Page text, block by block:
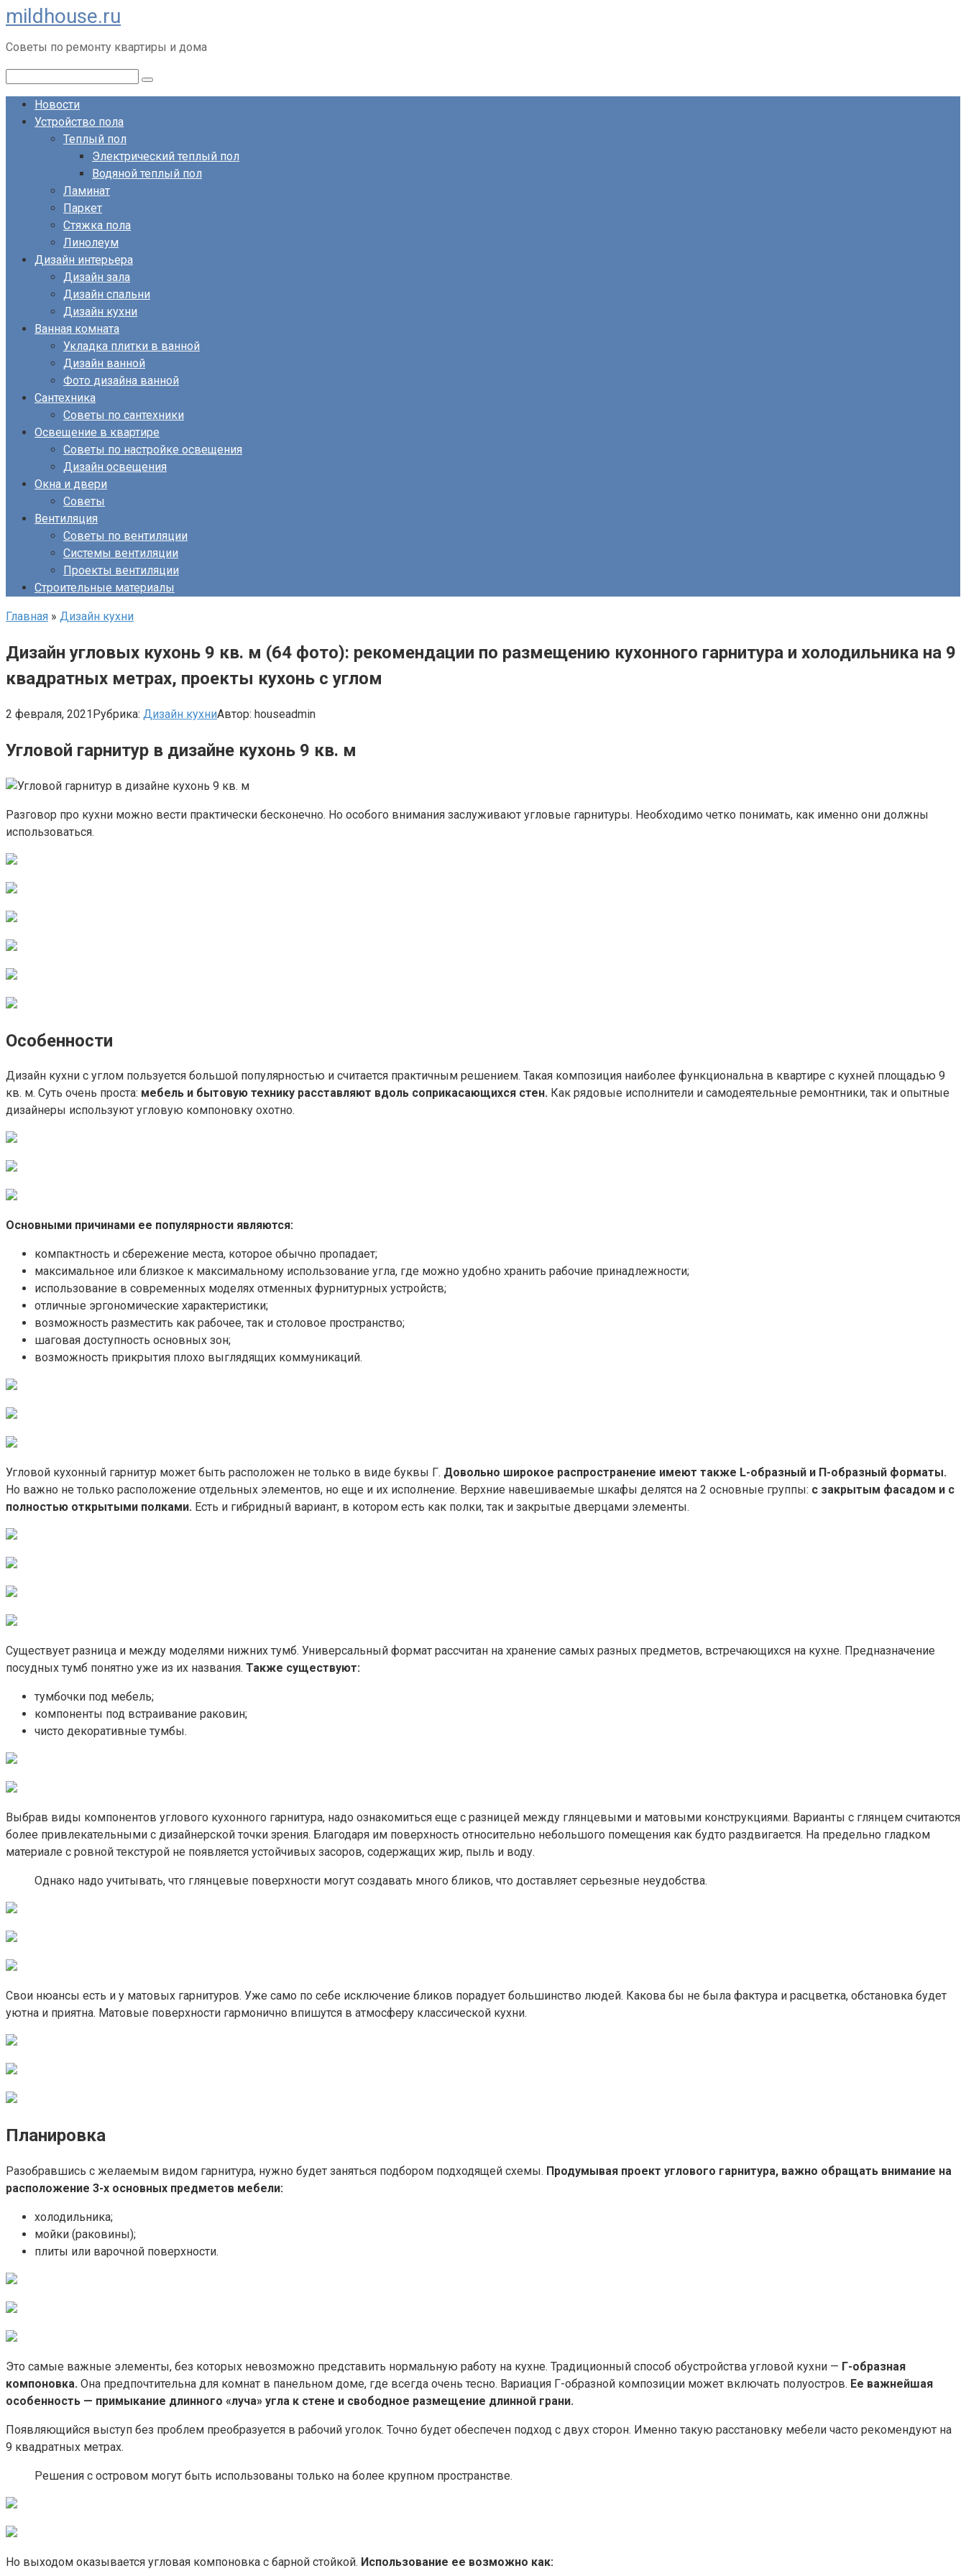
Перейти
к
контенту
mildhouse.ru
Советы по ремонту квартиры и дома
Новости
Устройство пола
Теплый пол
Электрический теплый пол
Водяной теплый пол
Ламинат
Паркет
Стяжка пола
Линолеум
Дизайн интерьера
Дизайн зала
Дизайн спальни
Дизайн кухни
Ванная комната
Укладка плитки в ванной
Дизайн ванной
Фото дизайна ванной
Сантехника
Советы по сантехники
Освещение в квартире
Советы по настройке освещения
Дизайн освещения
Окна и двери
Советы
Вентиляция
Советы по вентиляции
Системы вентиляции
Проекты вентиляции
Строительные материалы
Главная » Дизайн кухни
Дизайн угловых кухонь 9 кв. м (64 фото): рекомендации по размещению кухонного гарнитура и холодильника на 9
квадратных метрах, проекты кухонь с углом
2 февраля, 2021Рубрика: Дизайн кухниАвтор: houseadmin
Угловой гарнитур в дизайне кухонь 9 кв. м
Разговор про кухни можно вести практически бесконечно. Но особого внимания заслуживают угловые гарнитуры. Необходимо четко понимать, как именно они должны
использоваться.
Особенности
Дизайн кухни с углом пользуется большой популярностью и считается практичным решением. Такая композиция наиболее функциональна в квартире с кухней площадью 9
кв. м. Суть очень проста: мебель и бытовую технику расставляют вдоль соприкасающихся стен. Как рядовые исполнители и самодеятельные ремонтники, так и опытные
дизайнеры используют угловую компоновку охотно.
Основными причинами ее популярности являются:
компактность и сбережение места, которое обычно пропадает;
максимальное или близкое к максимальному использование угла, где можно удобно хранить рабочие принадлежности;
использование в современных моделях отменных фурнитурных устройств;
отличные эргономические характеристики;
возможность разместить как рабочее, так и столовое пространство;
шаговая доступность основных зон;
возможность прикрытия плохо выглядящих коммуникаций.
Угловой кухонный гарнитур может быть расположен не только в виде буквы Г. Довольно широкое распространение имеют также L-образный и П-образный форматы.
Но важно не только расположение отдельных элементов, но еще и их исполнение. Верхние навешиваемые шкафы делятся на 2 основные группы: с закрытым фасадом и с
полностью открытыми полками. Есть и гибридный вариант, в котором есть как полки, так и закрытые дверцами элементы.
Существует разница и между моделями нижних тумб. Универсальный формат рассчитан на хранение самых разных предметов, встречающихся на кухне. Предназначение
посудных тумб понятно уже из их названия. Также существуют:
тумбочки под мебель;
компоненты под встраивание раковин;
чисто декоративные тумбы.
Выбрав виды компонентов углового кухонного гарнитура, надо ознакомиться еще с разницей между глянцевыми и матовыми конструкциями. Варианты с глянцем считаются
более привлекательными с дизайнерской точки зрения. Благодаря им поверхность относительно небольшого помещения как будто раздвигается. На предельно гладком
материале с ровной текстурой не появляется устойчивых засоров, содержащих жир, пыль и воду.
Однако надо учитывать, что глянцевые поверхности могут создавать много бликов, что доставляет серьезные неудобства.
Свои нюансы есть и у матовых гарнитуров. Уже само по себе исключение бликов порадует большинство людей. Какова бы не была фактура и расцветка, обстановка будет
уютна и приятна. Матовые поверхности гармонично впишутся в атмосферу классической кухни.
Планировка
Разобравшись с желаемым видом гарнитура, нужно будет заняться подбором подходящей схемы. Продумывая проект углового гарнитура, важно обращать внимание на
расположение 3-х основных предметов мебели:
холодильника;
мойки (раковины);
плиты или варочной поверхности.
Это самые важные элементы, без которых невозможно представить нормальную работу на кухне. Традиционный способ обустройства угловой кухни — Г-образная
компоновка. Она предпочтительна для комнат в панельном доме, где всегда очень тесно. Вариация Г-образной композиции может включать полуостров. Ее важнейшая
особенность — примыкание длинного «луча» угла к стене и свободное размещение длинной грани.
Появляющийся выступ без проблем преобразуется в рабочий уголок. Точно будет обеспечен подход с двух сторон. Именно такую расстановку мебели часто рекомендуют на
9 квадратных метрах.
Решения с островом могут быть использованы только на более крупном пространстве.
Но выходом оказывается угловая компоновка с барной стойкой. Использование ее возможно как: